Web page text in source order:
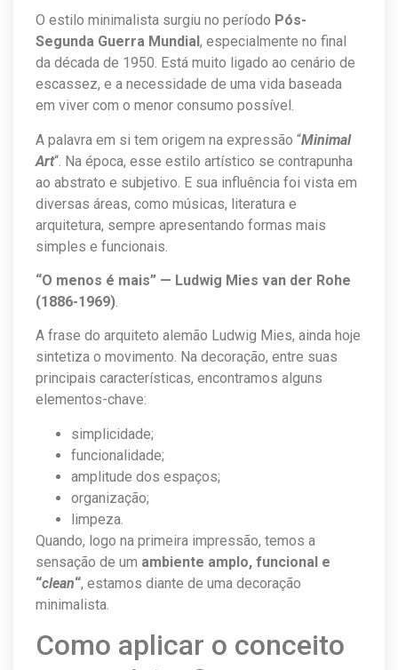
O estilo minimalista surgiu no período Pós-
Segunda Guerra Mundial, especialmente no final
da década de 1950. Está muito ligado ao cenário de
escassez, e a necessidade de uma vida baseada
em viver com o menor consumo possível.
A palavra em si tem origem na expressão “Minimal
Art“. Na época, esse estilo artístico se contrapunha
ao abstrato e subjetivo. E sua influência foi vista em
diversas áreas, como músicas, literatura e
arquitetura, sempre apresentando formas mais
simples e funcionais.
“O menos é mais” — Ludwig Mies van der Rohe
(1886-1969).
A frase do arquiteto alemão Ludwig Mies, ainda hoje
sintetiza o movimento. Na decoração, entre suas
principais características, encontramos alguns
elementos-chave:
simplicidade;
funcionalidade;
amplitude dos espaços;
organização;
limpeza.
Quando, logo na primeira impressão, temos a
sensação de um ambiente amplo, funcional e
“clean“, estamos diante de uma decoração
minimalista.
Como aplicar o conceito